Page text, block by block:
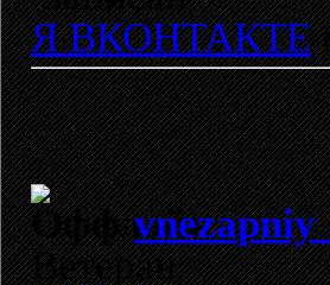
Я ВКОНТАКТЕ
Ветеран